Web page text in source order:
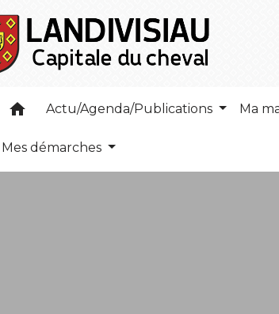
home Actu/Agenda/Publications Ma
Mes démarches